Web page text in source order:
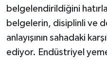
belgelendirildiğini
belgelerin, disiplinli ve
anlayışının sahadaki
ediyor. Endüstriyel